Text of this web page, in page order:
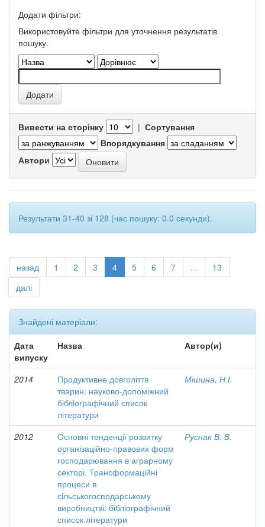
Додати фільтри:
Використовуйте фільтри для уточнення результатів
пошуку.
Вивести на сторінку | Сортування
Впорядкування
Автори
Результати 31-40 зі 128 (час пошуку: 0.0 секунди).
назад 1 2 3 4 5 6 7 ...
13
далі
Знайдені матеріали:
Дата
випуску
Назва Автор(и)
2014
Продуктивне довголіття
тварин: науково-допоміжний
бібліографічний список
літератури
Мішина, Н.І.
2012
Основні тенденції розвитку
організаційно-правових форм
господарювання в аграрному
секторі. Трансформаційні
процеси в
сільськогосподарському
виробництві: бібліографічний
список літератури
Руснак В. В.